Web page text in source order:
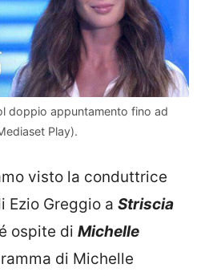
doppio appuntamento fino ad
Play).
visto la conduttrice
Ezio Greggio a Striscia
ospite di Michelle
di Michelle